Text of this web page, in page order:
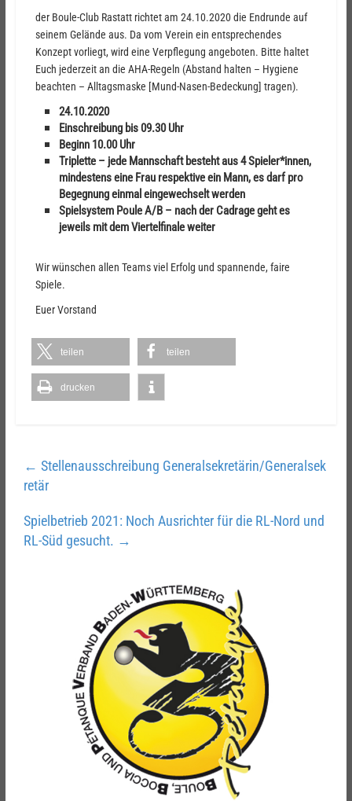
der Boule-Club Rastatt richtet am 24.10.2020 die Endrunde auf
seinem Gelände aus. Da vom Verein ein entsprechendes
Konzept vorliegt, wird eine Verpflegung angeboten. Bitte haltet
Euch jederzeit an die AHA-Regeln (Abstand halten – Hygiene
beachten – Alltagsmaske [Mund-Nasen-Bedeckung] tragen).
24.10.2020
Einschreibung bis 09.30 Uhr
Beginn 10.00 Uhr
Triplette – jede Mannschaft besteht aus 4 Spieler*innen,
mindestens eine Frau respektive ein Mann, es darf pro
Begegnung einmal eingewechselt werden
Spielsystem Poule A/B – nach der Cadrage geht es
jeweils mit dem Viertelfinale weiter
Wir wünschen allen Teams viel Erfolg und spannende, faire
Spiele.
Euer Vorstand
teilen teilen
drucken
← Stellenausschreibung Generalsekretärin/Generalsek
retär
Spielbetrieb 2021: Noch Ausrichter für die RL-Nord und
RL-Süd gesucht. →